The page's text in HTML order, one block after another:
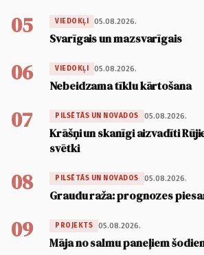
05 VIEDOKĻI 05.08.2026.
Svarīgais un mazsvarīgais
06 VIEDOKĻI 05.08.2026.
Nebeidzama tīklu kārtošana
07 PILSĒTĀS UN NOVADOS 05.08.2026.
Krāšņi un skanīgi aizvadīti
svētki
08 PILSĒTĀS UN NOVADOS 05.08.2026.
Graudu raža: prognozes
09 PROJEKTS 05.08.2026.
Māja no salmu paneļiem